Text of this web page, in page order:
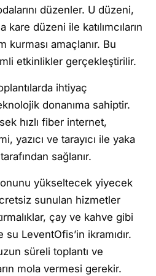
düzenler. U düzeni,
düzeni ile katılımcıların
kurması amaçlanır. Bu
etkinlikler gerçekleştirilir.
ihtiyaç
donanıma sahiptir.
hızlı fiber internet,
yazıcı ve tarayıcı ile yaka
sağlanır.
yükseltecek yiyecek
sunulan hizmetler
çay ve kahve gibi
LeventOfis’in ikramıdır.
süreli toplantı ve
mola vermesi gerekir.